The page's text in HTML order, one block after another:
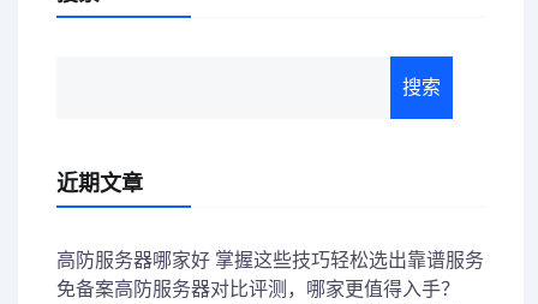
搜索
近期文章
高防服务器哪家好 掌握这些技巧轻松选出靠谱服务
免备案高防服务器对比评测，哪家更值得入手？